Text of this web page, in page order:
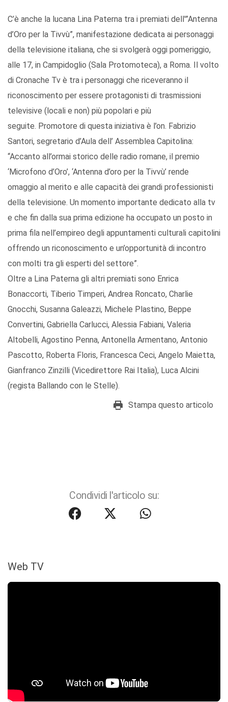
C’è anche la lucana Lina Paterna tra i premiati dell'”Antenna
d’Oro per la Tivvù”, manifestazione dedicata ai personaggi
della televisione italiana, che si svolgerà oggi pomeriggio,
alle 17, in Campidoglio (Sala Protomoteca), a Roma. Il volto
di Cronache Tv è tra i personaggi che riceveranno il
riconoscimento per essere protagonisti di trasmissioni
televisive (locali e non) più popolari e più
seguite. Promotore di questa iniziativa è l’on. Fabrizio
Santori, segretario d’Aula dell’ Assemblea Capitolina:
“Accanto all’ormai storico delle radio romane, il premio
‘Microfono d’Oro’, ‘Antenna d’oro per la Tivvù’ rende
omaggio al merito e alle capacità dei grandi professionisti
della televisione. Un momento importante dedicato alla tv
e che fin dalla sua prima edizione ha occupato un posto in
prima fila nell’empireo degli appuntamenti culturali capitolini
offrendo un riconoscimento e un’opportunità di incontro
con molti tra gli esperti del settore”.
Oltre a Lina Paterna gli altri premiati sono Enrica
Bonaccorti, Tiberio Timperi, Andrea Roncato, Charlie
Gnocchi, Susanna Galeazzi, Michele Plastino, Beppe
Convertini, Gabriella Carlucci, Alessia Fabiani, Valeria
Altobelli, Agostino Penna, Antonella Armentano, Antonio
Pascotto, Roberta Floris, Francesca Ceci, Angelo Maietta,
Gianfranco Zinzilli (Vicedirettore Rai Italia), Luca Alcini
(regista Ballando con le Stelle).
Stampa questo articolo
Condividi l'articolo su:
Web TV